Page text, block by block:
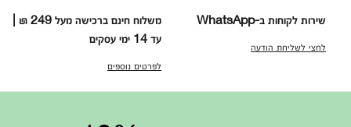
שירות לקוחות ב-WhatsApp
לחצי לשליחת הודעה
משלוח חינם ברכישה מעל 249 ₪ |
עד 14 ימי עסקים
לפרטים נוספים